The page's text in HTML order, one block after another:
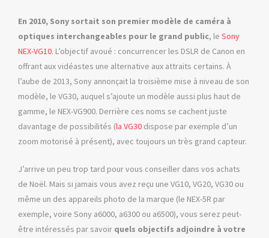
En 2010, Sony sortait son premier modèle de caméra à
optiques interchangeables pour le grand public, le Sony
NEX-VG10. L’objectif avoué : concurrencer les DSLR de Canon en
offrant aux vidéastes une alternative aux attraits certains. À
l’aube de 2013, Sony annonçait la troisième mise à niveau de son
modèle, le VG30, auquel s’ajoute un modèle aussi plus haut de
gamme, le NEX-VG900. Derrière ces noms se cachent juste
davantage de possibilités (la VG30 dispose par exemple d’un
zoom motorisé à présent), avec toujours un très grand capteur.
J’arrive un peu trop tard pour vous conseiller dans vos achats
de Noël. Mais si jamais vous avez reçu une VG10, VG20, VG30 ou
même un des appareils photo de la marque (le NEX-5R par
exemple, voire Sony a6000, a6300 ou a6500), vous serez peut-
être intéressés par savoir quels objectifs adjoindre à votre